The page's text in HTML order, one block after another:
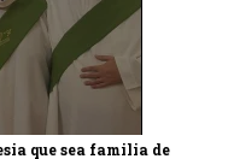
que sea familia de